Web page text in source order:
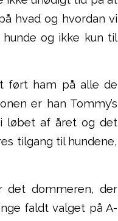
hvad og hvordan vi
og ikke kun til
ført ham på alle de
er han Tommy’s
løbet af året og det
tilgang til hundene,
det dommeren, der
faldt valget på A-